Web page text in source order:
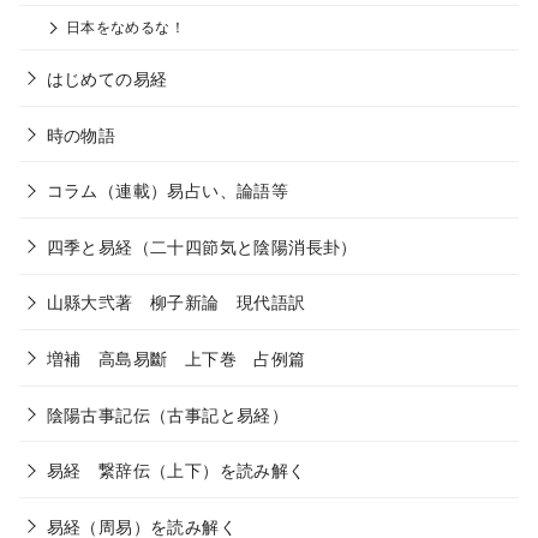
日本をなめるな！
はじめての易経
時の物語
コラム（連載）易占い、論語等
四季と易経（二十四節気と陰陽消長卦）
山縣大弐著 柳子新論 現代語訳
増補 高島易斷 上下巻 占例篇
陰陽古事記伝（古事記と易経）
易経 繋辞伝（上下）を読み解く
易経（周易）を読み解く